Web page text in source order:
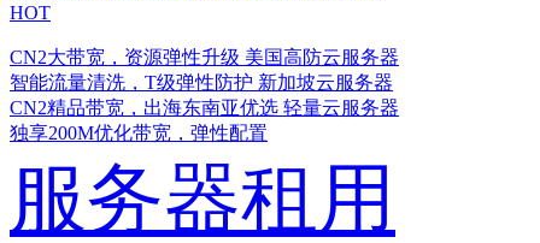
HOT
CN2大带宽，资源弹性升级 美国高防云服务器
智能流量清洗，T级弹性防护 新加坡云服务器
CN2精品带宽，出海东南亚优选 轻量云服务器
独享200M优化带宽，弹性配置
服务器租用